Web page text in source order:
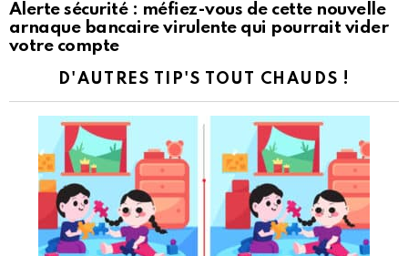
Alerte sécurité : méfiez-vous de cette nouvelle
arnaque bancaire virulente qui pourrait vider
votre compte
D'AUTRES TIP'S TOUT CHAUDS !